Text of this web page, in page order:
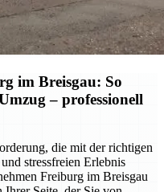
im Breisgau: So
– professionell
die mit der richtigen
stressfreien Erlebnis
Freiburg im Breisgau